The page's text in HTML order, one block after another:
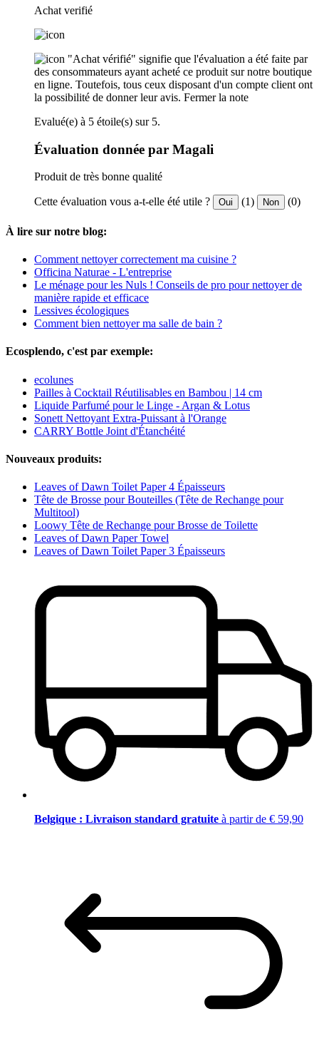
Achat verifié
"Achat vérifié" signifie que l'évaluation a été faite par
des consommateurs ayant acheté ce produit sur notre boutique
en ligne. Toutefois, tous ceux disposant d'un compte client ont
la possibilité de donner leur avis. Fermer la note
Evalué(e) à 5 étoile(s) sur 5.
Évaluation donnée par Magali
Produit de très bonne qualité
Cette évaluation vous a-t-elle été utile ? Oui (1) Non (0)
À lire sur notre blog:
Comment nettoyer correctement ma cuisine ?
Officina Naturae - L'entreprise
Le ménage pour les Nuls ! Conseils de pro pour nettoyer de
manière rapide et efficace
Lessives écologiques
Comment bien nettoyer ma salle de bain ?
Ecosplendo, c'est par exemple:
ecolunes
Pailles à Cocktail Réutilisables en Bambou | 14 cm
Liquide Parfumé pour le Linge - Argan & Lotus
Sonett Nettoyant Extra-Puissant à l'Orange
CARRY Bottle Joint d'Étanchéité
Nouveaux produits:
Leaves of Dawn Toilet Paper 4 Épaisseurs
Tête de Brosse pour Bouteilles (Tête de Rechange pour
Multitool)
Loowy Tête de Rechange pour Brosse de Toilette
Leaves of Dawn Paper Towel
Leaves of Dawn Toilet Paper 3 Épaisseurs
Belgique : Livraison standard gratuite à partir de € 59,90